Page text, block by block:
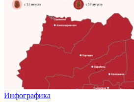
Инфографика